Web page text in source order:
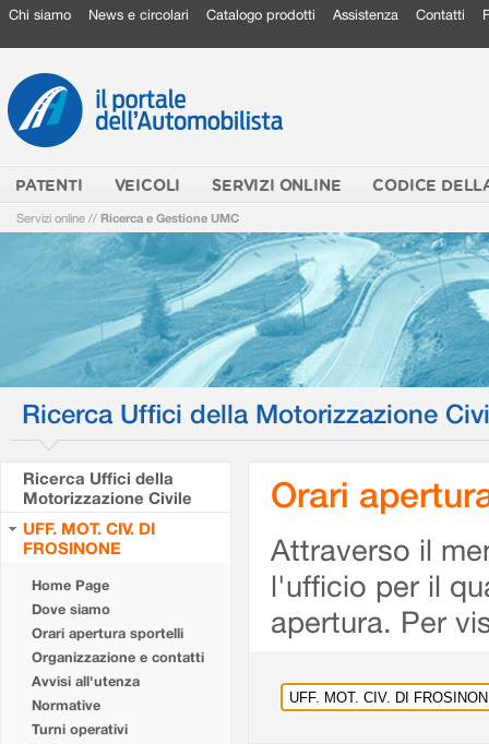
Chi siamo News e circolari Catalogo prodotti Assistenza Contatti
PATENTI VEICOLI SERVIZI ONLINE CODICE
Servizi online // Ricerca e Gestione UMC
Ricerca Uffici della Motorizzazione
Ricerca Uffici della
Motorizzazione Civile
UFF. MOT. CIV. DI
FROSINONE
Home Page
Dove siamo
Orari apertura sportelli
Organizzazione e contatti
Avvisi all'utenza
Normative
Turni operativi
Orari
Attraverso il
l'ufficio per il
apertura. Per